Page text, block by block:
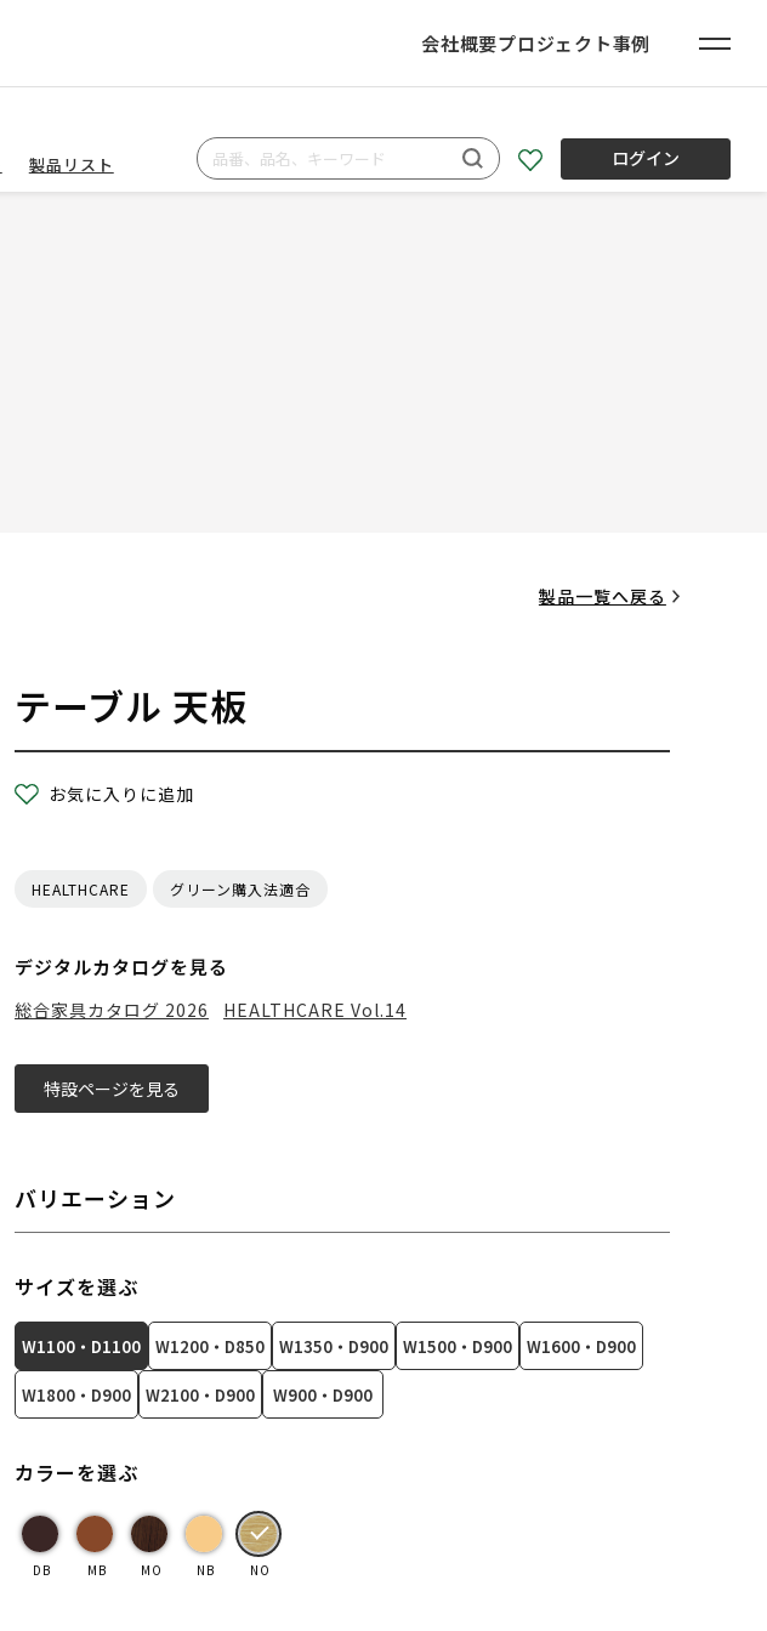
会社概要プロジェクト事例
製品リスト ログイン
製品一覧へ戻る
テーブル 天板
お気に入りに追加
HEALTHCARE グリーン購入法適合
デジタルカタログを見る
総合家具カタログ 2026 HEALTHCARE Vol.14
特設ページを見る
バリエーション
サイズを選ぶ
W1100・D1100 W1200・D850 W1350・D900 W1500・D900 W1600・D900
W1800・D900 W2100・D900 W900・D900
カラーを選ぶ
DB MB MO NB NO